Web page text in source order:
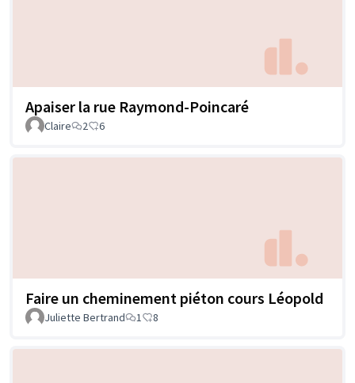
Apaiser la rue Raymond-Poincaré
Claire 2 6
Faire un cheminement piéton cours Léopold
Juliette Bertrand 1 8